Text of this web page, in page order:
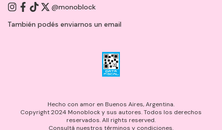
@monoblock
También podés enviarnos un email
Hecho con amor en Buenos Aires, Argentina.
Copyright 2024 Monoblock y sus autores. Todos los derechos
reservados. All rights reserved.
Consultá nuestros términos y condiciones.